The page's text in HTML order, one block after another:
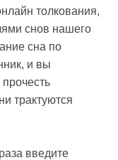
толкования,
снов нашего
сна по
и вы
трактуются
введите